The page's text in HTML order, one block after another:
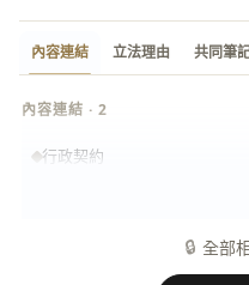
內容連結 立法理由 共同筆
內容連結 · 2
行政契約
🔒 全部